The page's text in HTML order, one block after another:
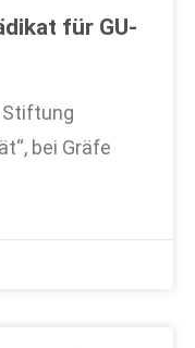
für GU-
Stiftung
bei Gräfe